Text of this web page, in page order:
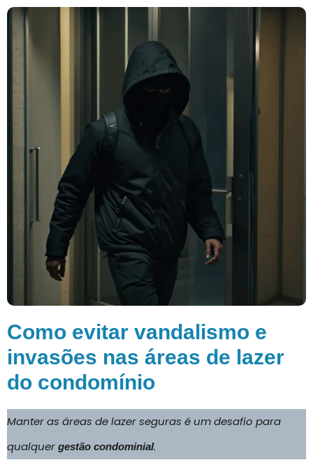
Como evitar vandalismo e
invasões nas áreas de lazer
do condomínio
Manter as áreas de lazer seguras é um desafio para
qualquer gestão condominial.